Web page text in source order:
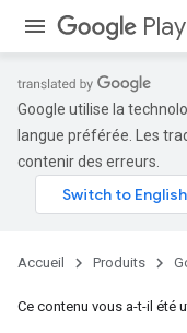
Play
Google utilise la
langue préférée. Les
contenir des erreurs.
Accueil Produits
Ce contenu vous a-t-il été